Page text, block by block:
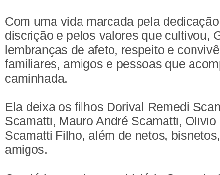
Com uma vida marcada pela
discrição e pelos valores que cultivou,
lembranças de afeto, respeito e
familiares, amigos e pessoas que
caminhada.
Ela deixa os filhos Dorival Remedi
Scamatti, Mauro André Scamatti,
Scamatti Filho, além de netos,
amigos.